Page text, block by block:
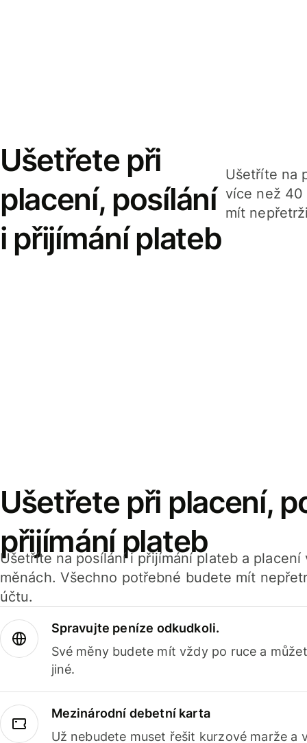
Ušetřete při
placení, posílání
i přijímání plateb
Ušetříte na
více než 40
mít
Ušetřete při placení,
přijímání plateb
Ušetříte na posílání i přijímání plateb a
měnách. Všechno potřebné budete mít
účtu.
Spravujte peníze odkudkoli.
Své měny budete mít vždy po ruce a
jiné.
Mezinárodní debetní karta
Už nebudete muset řešit kurzové marže a